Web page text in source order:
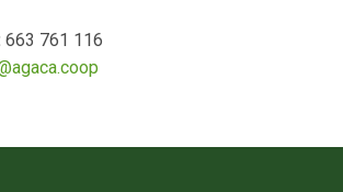
663 761 116